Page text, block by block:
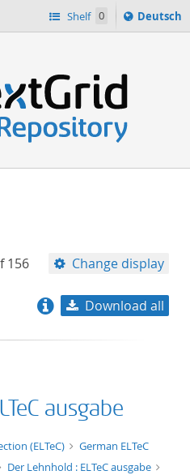
Shelf 0
Sprache
ï¿½ndern
Deutsch
156 Change display
title descending
format ascending
Download all
ausgabe
(ELTeC)
German ELTeC
Der Lehnhold : ELTeC ausgabe